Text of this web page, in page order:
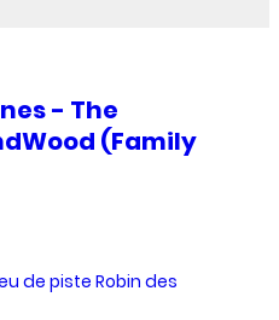
- The
(Family
de piste Robin des